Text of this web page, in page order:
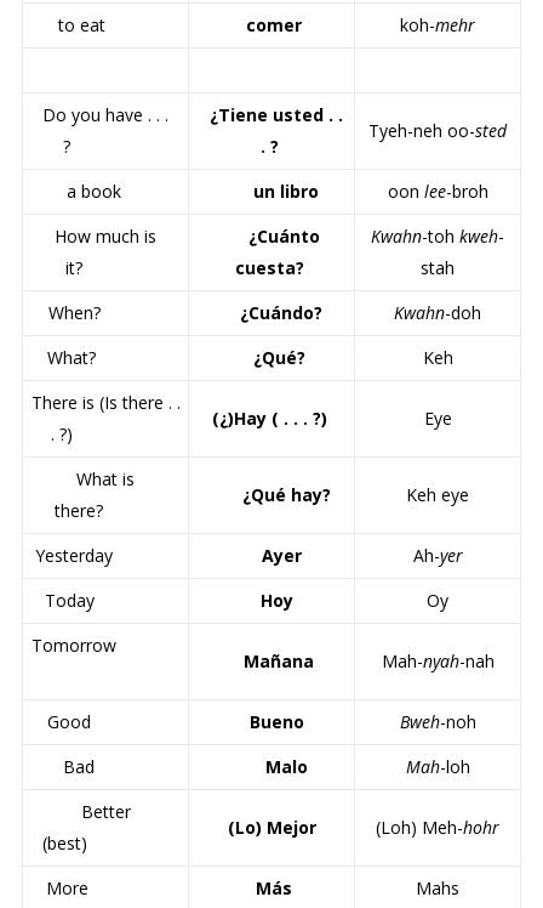
to eat
comer koh-mehr
Do you have . . .
?
¿Tiene usted . .
. ?
Tyeh-neh oo-sted
a book un libro oon lee-broh
How much is
it?
¿Cuánto
cuesta?
Kwahn-toh kweh-
stah
When?
¿Cuándo? Kwahn-doh
What?
¿Qué?
Keh
There is (Is there . .
. ?)
(¿)Hay ( . . . ?) Eye
What is
there?
¿Qué hay? Keh eye
Yesterday Ayer Ah-yer
Today
Hoy
Oy
Tomorrow
Mañana Mah-nyah-nah
Good Bueno Bweh-noh
Bad
Malo Mah-loh
Better
(best)
(Lo) Mejor (Loh) Meh-hohr
More Más Mahs